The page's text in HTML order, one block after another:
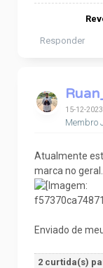
Responder
15-12-2023
Membro
Atualmente
marca no
Enviado de
2 curtida(s)